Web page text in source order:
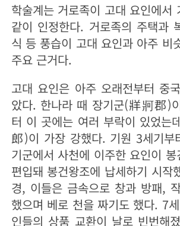
학술계는 거로족이 고대 요인에서
같이 인정한다. 거로족의 주택과
식 등 풍습이 고대 요인과 아주 비
주요 근거다.
고대 요인은 아주 오래전부터 중
았다. 한나라 때 장기군(牂牁郡)
터 이 곳에는 여러 부락이 있었는
郎)이 가장 강했다. 기원 3세기부
기군에서 사천에 이주한 요인이
편입돼 봉건왕조에 납세하기 시작
경, 이들은 금속으로 창과 방패,
했으며 베로 천을 짜기도 했다. 7
인들의 상품 교환이 날로 빈번해